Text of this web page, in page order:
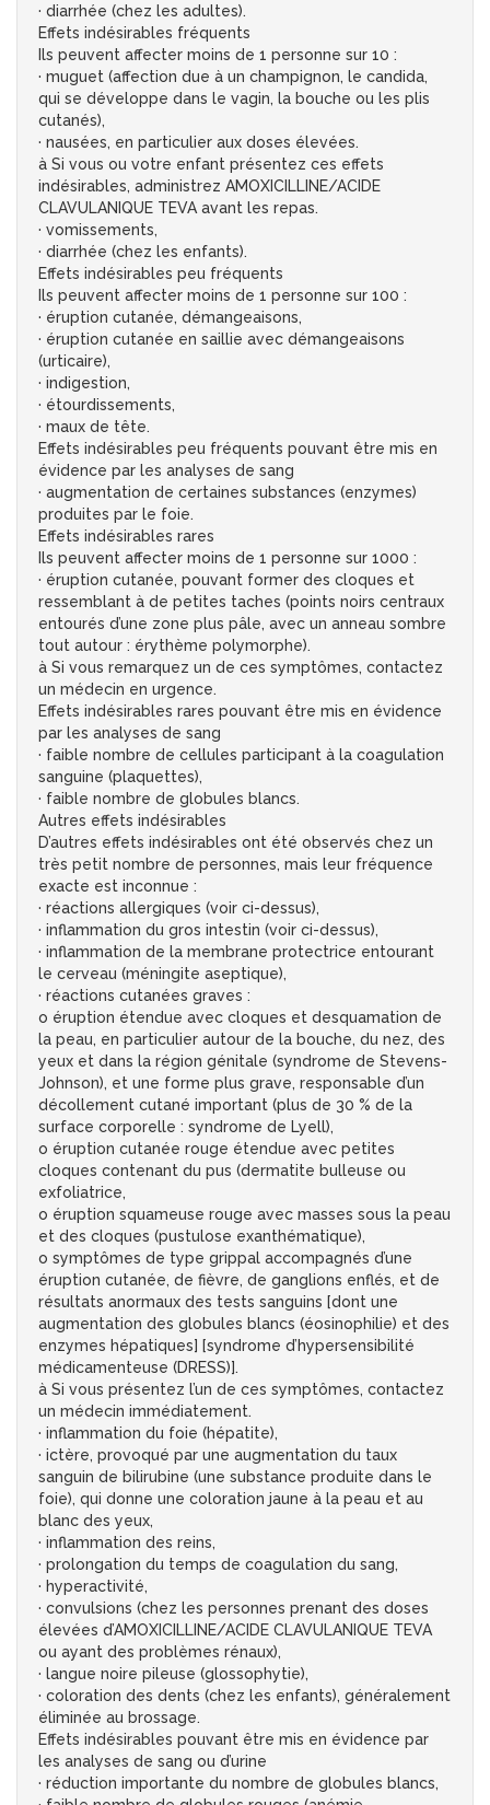
· diarrhée (chez les adultes).
Effets indésirables fréquents
Ils peuvent affecter moins de 1 personne sur 10 :
· muguet (affection due à un champignon, le candida,
qui se développe dans le vagin, la bouche ou les plis
cutanés),
· nausées, en particulier aux doses élevées.
à Si vous ou votre enfant présentez ces effets
indésirables, administrez AMOXICILLINE/ACIDE
CLAVULANIQUE TEVA avant les repas.
· vomissements,
· diarrhée (chez les enfants).
Effets indésirables peu fréquents
Ils peuvent affecter moins de 1 personne sur 100 :
· éruption cutanée, démangeaisons,
· éruption cutanée en saillie avec démangeaisons
(urticaire),
· indigestion,
· étourdissements,
· maux de tête.
Effets indésirables peu fréquents pouvant être mis en
évidence par les analyses de sang
· augmentation de certaines substances (enzymes)
produites par le foie.
Effets indésirables rares
Ils peuvent affecter moins de 1 personne sur 1000 :
· éruption cutanée, pouvant former des cloques et
ressemblant à de petites taches (points noirs centraux
entourés d’une zone plus pâle, avec un anneau sombre
tout autour : érythème polymorphe).
à Si vous remarquez un de ces symptômes, contactez
un médecin en urgence.
Effets indésirables rares pouvant être mis en évidence
par les analyses de sang
· faible nombre de cellules participant à la coagulation
sanguine (plaquettes),
· faible nombre de globules blancs.
Autres effets indésirables
D’autres effets indésirables ont été observés chez un
très petit nombre de personnes, mais leur fréquence
exacte est inconnue :
· réactions allergiques (voir ci-dessus),
· inflammation du gros intestin (voir ci-dessus),
· inflammation de la membrane protectrice entourant
le cerveau (méningite aseptique),
· réactions cutanées graves :
o éruption étendue avec cloques et desquamation de
la peau, en particulier autour de la bouche, du nez, des
yeux et dans la région génitale (syndrome de Stevens-
Johnson), et une forme plus grave, responsable d’un
décollement cutané important (plus de 30 % de la
surface corporelle : syndrome de Lyell),
o éruption cutanée rouge étendue avec petites
cloques contenant du pus (dermatite bulleuse ou
exfoliatrice,
o éruption squameuse rouge avec masses sous la peau
et des cloques (pustulose exanthématique),
o symptômes de type grippal accompagnés d’une
éruption cutanée, de fièvre, de ganglions enflés, et de
résultats anormaux des tests sanguins [dont une
augmentation des globules blancs (éosinophilie) et des
enzymes hépatiques] [syndrome d’hypersensibilité
médicamenteuse (DRESS)].
à Si vous présentez l’un de ces symptômes, contactez
un médecin immédiatement.
· inflammation du foie (hépatite),
· ictère, provoqué par une augmentation du taux
sanguin de bilirubine (une substance produite dans le
foie), qui donne une coloration jaune à la peau et au
blanc des yeux,
· inflammation des reins,
· prolongation du temps de coagulation du sang,
· hyperactivité,
· convulsions (chez les personnes prenant des doses
élevées d’AMOXICILLINE/ACIDE CLAVULANIQUE TEVA
ou ayant des problèmes rénaux),
· langue noire pileuse (glossophytie),
· coloration des dents (chez les enfants), généralement
éliminée au brossage.
Effets indésirables pouvant être mis en évidence par
les analyses de sang ou d’urine
· réduction importante du nombre de globules blancs,